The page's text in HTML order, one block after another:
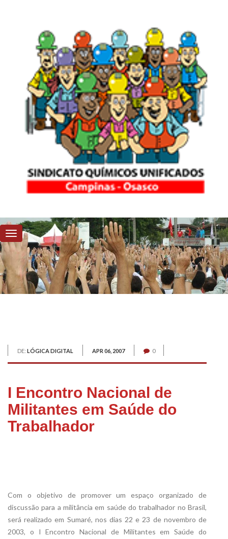
DE: LÓGICA DIGITAL APR 06, 2007 0
I Encontro Nacional de
Militantes em Saúde do
Trabalhador
Com o objetivo de promover um espaço organizado de
discussão para a militância em saúde do trabalhador no Brasil,
será realizado em Sumaré, nos dias 22 e 23 de novembro de
2003, o I Encontro Nacional de Militantes em Saúde do